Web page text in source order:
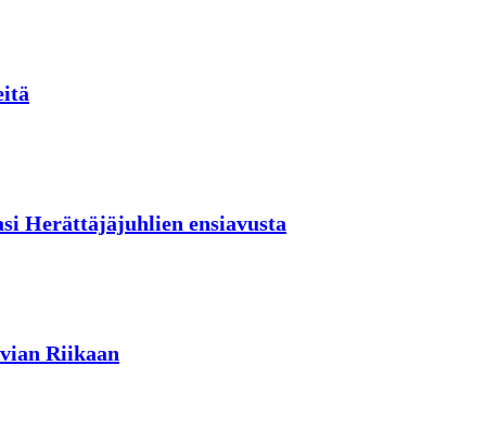
Herättäjäjuhlien ensiavusta
Riikaan